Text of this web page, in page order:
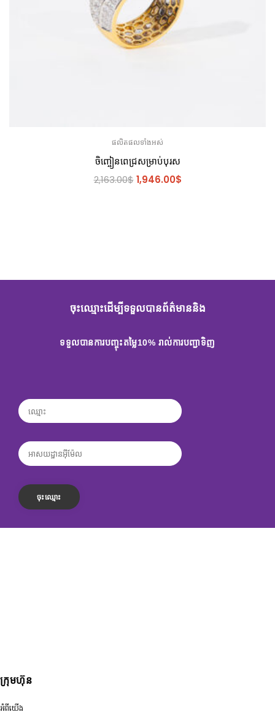
ផលិតផលទាំងអស់
ចិញ្ចៀនពេជ្រសម្រាប់បុរស
2,163.00$ 1,946.00$
ចុះឈ្មោះដើម្បីទទួលបានព័ត៌មាននិង
ទទួលបានការបញ្ចុះតម្លៃ10% រាល់ការបញ្ជាទិញ
ក្រុមហ៊ុន
អំពីយើង